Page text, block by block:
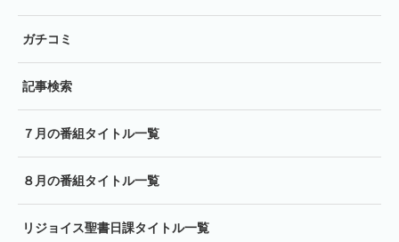
ガチコミ
記事検索
７月の番組タイトル一覧
８月の番組タイトル一覧
リジョイス聖書日課タイトル一覧